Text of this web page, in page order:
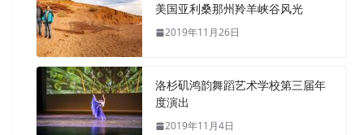
美国亚利桑那州羚羊峡谷风光
2019年11月26日
洛杉矶鸿韵舞蹈艺术学校第三届年
度演出
2019年11月4日